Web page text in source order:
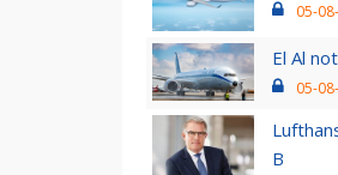
05-
El Al
05-
B